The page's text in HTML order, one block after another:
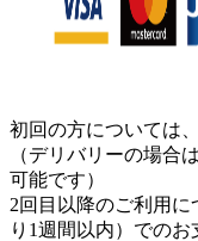
初回の方については
（デリバリーの場合
可能です）
2回目以降のご利用
り1週間以内）での